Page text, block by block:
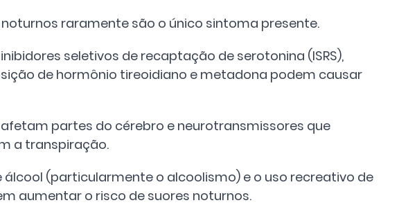
raramente são o único sintoma presente.
seletivos de recaptação de serotonina (ISRS),
de hormônio tireoidiano e metadona podem causar
partes do cérebro e neurotransmissores que
a transpiração.
álcool (particularmente o alcoolismo) e o uso recreativo de
aumentar o risco de suores noturnos.